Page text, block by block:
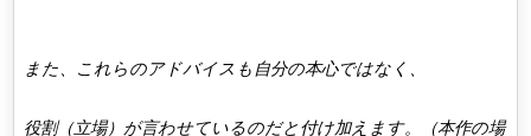
また、これらのアドバイスも自分の本心ではなく、
役割（立場）が言わせているのだと付け加えます。（本作の場